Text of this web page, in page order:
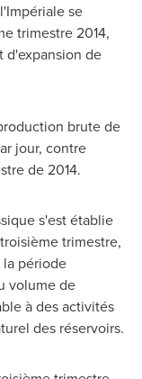
se
trimestre 2014,
d'expansion de
brute de
jour, contre
de 2014.
s'est établie
trimestre,
la période
volume de
à des activités
des réservoirs.